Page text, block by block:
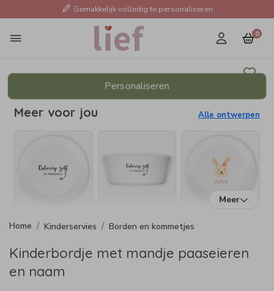
Gemakkelijk volledig te personaliseren
0
Personaliseren
Meer voor jou Alle ontwerpen
Meer
Kinderservies Borden en kommetjes
Kinderbordje met mandje paaseieren
en naam